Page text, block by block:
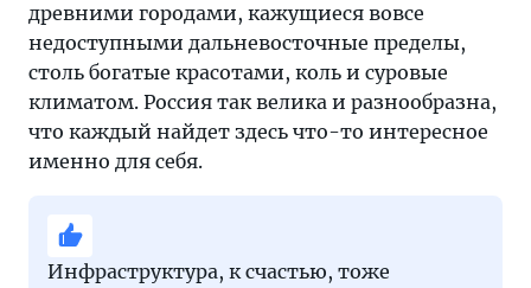
древними городами, кажущиеся вовсе
недоступными дальневосточные пределы,
столь богатые красотами, коль и суровые
климатом. Россия так велика и разнообразна,
что каждый найдет здесь что-то интересное
именно для себя.
Инфраструктура, к счастью, тоже